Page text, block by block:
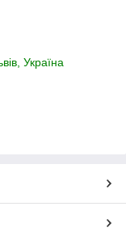
Україна